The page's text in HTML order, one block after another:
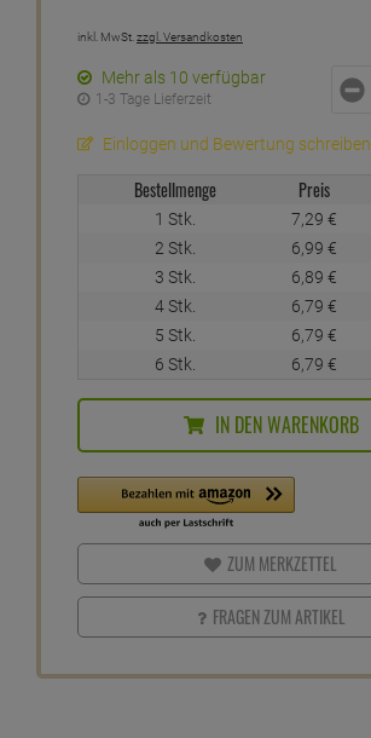
inkl. MwSt.zzgl. Versandkosten
Mehr als 10 verfügbar
1-3 Tage Lieferzeit
Einloggen und Bewertung schreiben
Bestellmenge Preis
1 Stk. 7,29 €
2 Stk.
6,99 €
3 Stk.
6,89 €
4 Stk.
6,79 €
5 Stk.
6,79 €
6 Stk.
6,79 €
IN DEN WARENKORB
ZUM MERKZETTEL
FRAGEN ZUM ARTIKEL